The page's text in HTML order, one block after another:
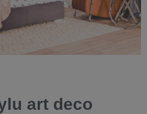
art deco